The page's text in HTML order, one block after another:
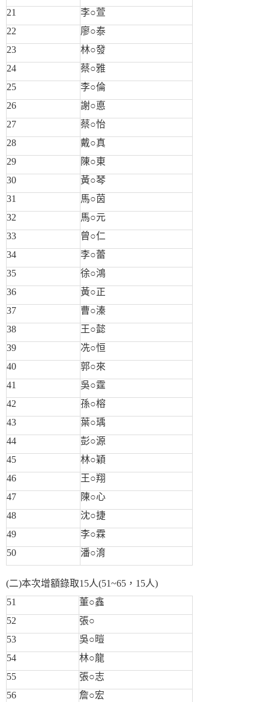
21
李○萱
22
廖○泰
23
林○發
24
蔡○雅
25
李○倫
26
謝○悳
27
蔡○怡
28
戴○真
29
陳○東
30
黃○琴
31
馬○茵
32
馬○元
33
曾○仁
34
李○蕾
35
徐○鴻
36
黃○正
37
曹○溱
38
王○懿
39
冼○恒
40
郭○來
41
吳○霆
42
孫○榕
43
葉○瑀
44
彭○源
45
林○穎
46
王○翔
47
陳○心
48
沈○捷
49
李○霖
50
潘○淯
(二)本次增額錄取15人(51~65，15人)
51
董○鑫
52
張○
53
吳○暟
54
林○龍
55
張○志
56
詹○宏